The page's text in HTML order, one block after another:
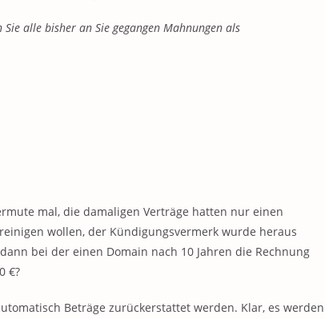
alle bisher an Sie gegangen Mahnungen als
mal, die damaligen Verträge hatten nur einen
wollen, der Kündigungsvermerk wurde heraus
bei der einen Domain nach 10 Jahren die Rechnung
€?
Beträge zurückerstattet werden. Klar, es werden